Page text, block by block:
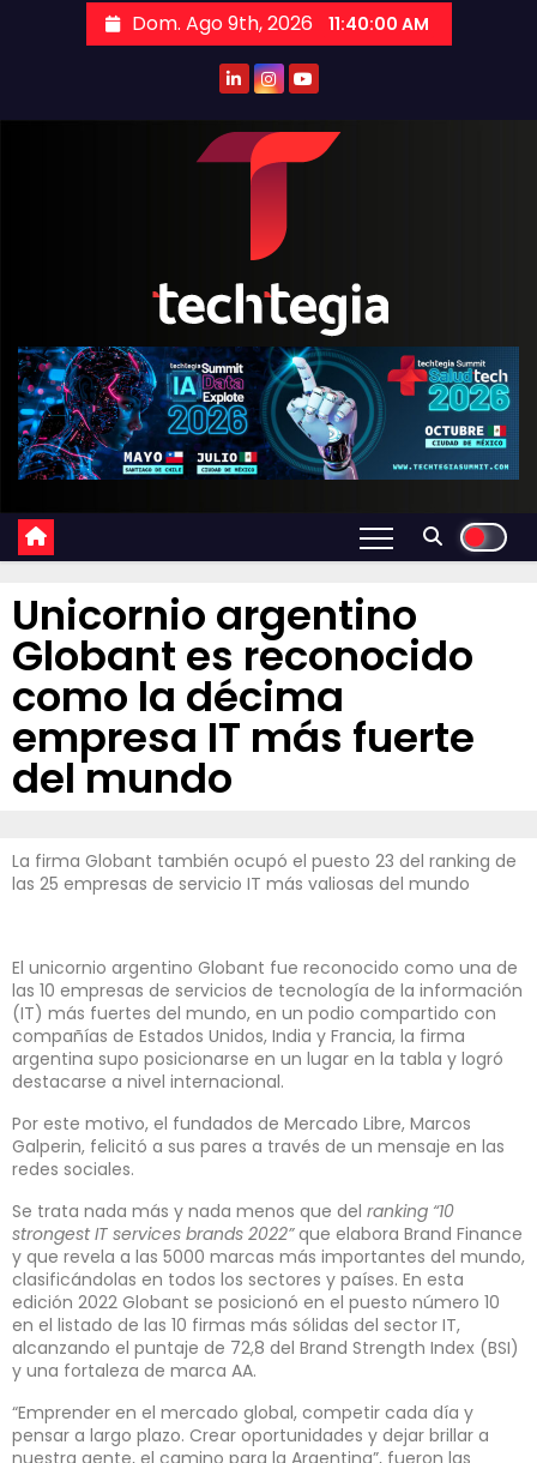
Dom. Ago 9th, 2026 11:40:01 AM
Unicornio argentino
Globant es reconocido
como la décima
empresa IT más fuerte
del mundo
La firma Globant también ocupó el puesto 23 del ranking de
las 25 empresas de servicio IT más valiosas del mundo
El unicornio argentino Globant fue reconocido como una de
las 10 empresas de servicios de tecnología de la información
(IT) más fuertes del mundo, en un podio compartido con
compañías de Estados Unidos, India y Francia, la firma
argentina supo posicionarse en un lugar en la tabla y logró
destacarse a nivel internacional.
Por este motivo, el fundados de Mercado Libre, Marcos
Galperin, felicitó a sus pares a través de un mensaje en las
redes sociales.
Se trata nada más y nada menos que del ranking “10
strongest IT services brands 2022”que elabora Brand Finance
y que revela a las 5000 marcas más importantes del mundo,
clasificándolas en todos los sectores y países. En esta
edición 2022 Globant se posicionó en el puesto número 10
en el listado de las 10 firmas más sólidas del sector IT,
alcanzando el puntaje de 72,8 del Brand Strength Index (BSI)
y una fortaleza de marca AA.
“Emprender en el mercado global, competir cada día y
pensar a largo plazo. Crear oportunidades y dejar brillar a